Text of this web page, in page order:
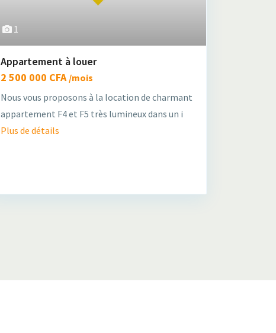
1
Appartement à louer
2 500 000 CFA /mois
Nous vous proposons à la location de charmant
appartement F4 et F5 très lumineux dans un i
Plus de détails